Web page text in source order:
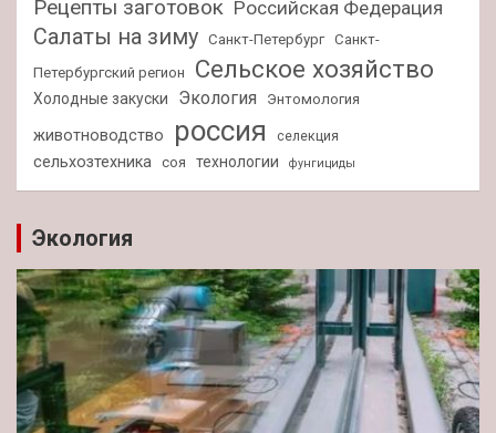
Рецепты заготовок Российская Федерация
Салаты на зиму Санкт-Петербург Санкт-
Петербургский регион
Сельское хозяйство
Холодные закуски Экология Энтомология
животноводство россия селекция
сельхозтехника соя технологии фунгициды
Экология